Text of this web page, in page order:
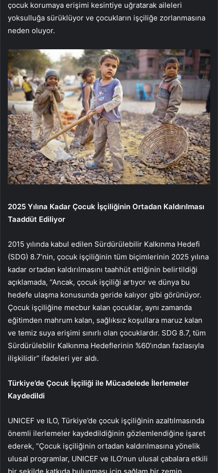
çocuk korumaya erişimi kesintiye uğratarak aileleri
yoksulluğa sürüklüyor ve çocukların işçiliğe zorlanmasına
neden oluyor.
2025 Yılına Kadar Çocuk İşçiliğinin Ortadan Kaldırılması
Taaddüt Ediliyor
2015 yılında kabul edilen Sürdürülebilir Kalkınma Hedefi
(SDG) 8.7’nin, çocuk işçiliğinin tüm biçimlerinin 2025 yılına
kadar ortadan kaldırılmasını taahhüt ettiğinin belirtildiği
açıklamada, “Ancak, çocuk işçiliği artıyor ve dünya bu
hedefe ulaşma konusunda geride kalıyor gibi görünüyor.
Çocuk işçiliğine mecbur kalan çocuklar, aynı zamanda
eğitimden mahrum kalan, sağlıksız koşullara maruz kalan
ve temiz suya erişimi sınırlı olan çocuklardır. SDG 8.7, tüm
Sürdürülebilir Kalkınma Hedeflerinin %60’ından fazlasıyla
ilişkilidir” ifadeleri yer aldı.
Türkiye’de Çocuk İşçiliği ile Mücadelede İlerlemeler
Kaydedildi
UNICEF ve ILO, Türkiye’de çocuk işçiliğinin azaltılmasında
önemli ilerlemeler kaydedildiğinin gözlemlendiğine işaret
ederek, “Çocuk işçiliğinin ortadan kaldırılmasına yönelik
ulusal programlar, UNICEF ve ILO’nun ulusal çabalara etkili